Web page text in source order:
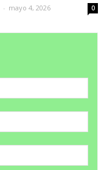
- mayo 4, 2026 0